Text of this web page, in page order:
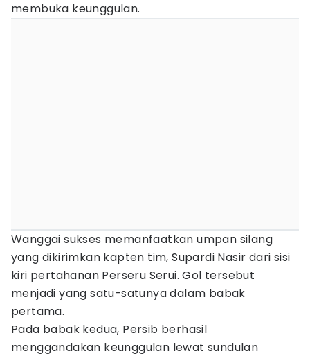
membuka keunggulan.
Wanggai sukses memanfaatkan umpan silang
yang dikirimkan kapten tim, Supardi Nasir dari sisi
kiri pertahanan Perseru Serui. Gol tersebut
menjadi yang satu-satunya dalam babak
pertama.
Pada babak kedua, Persib berhasil
menggandakan keunggulan lewat sundulan